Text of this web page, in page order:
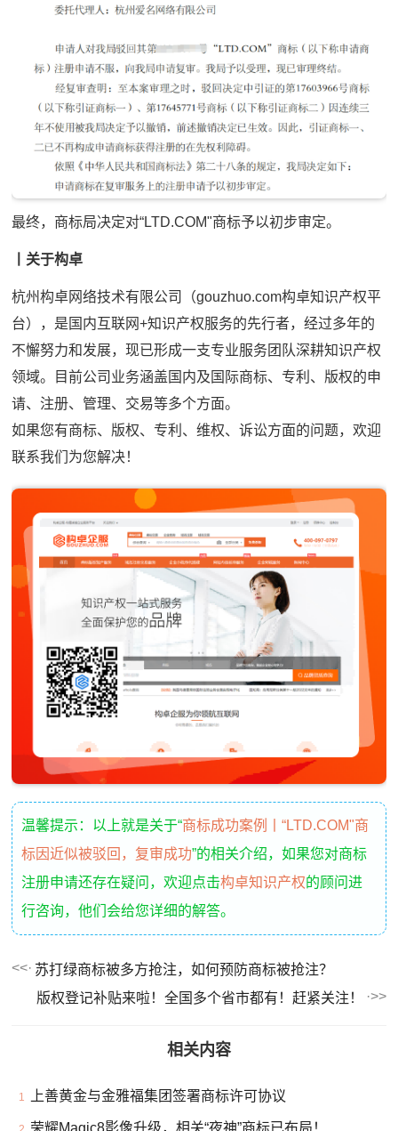
最终，商标局决定对“LTD.COM"商标予以初步审定。
关于构卓
杭州构卓网络技术有限公司（gouzhuo.com构卓知识产权平
台），是国内互联网+知识产权服务的先行者，经过多年的
不懈努力和发展，现已形成一支专业服务团队深耕知识产权
领域。目前公司业务涵盖国内及国际商标、专利、版权的申
请、注册、管理、交易等多个方面。
如果您有商标、版权、专利、维权、诉讼方面的问题，欢迎
联系我们为您解决！
温馨提示：以上就是关于“商标成功案例丨“LTD.COM"商
标因近似被驳回，复审成功”的相关介绍，如果您对商标
注册申请还存在疑问，欢迎点击构卓知识产权的顾问进
行咨询，他们会给您详细的解答。
苏打绿商标被多方抢注，如何预防商标被抢注？
版权登记补贴来啦！全国多个省市都有！赶紧关注！
相关内容
1 上善黄金与金雅福集团签署商标许可协议
荣耀Magic8影像升级，相关“夜神”商标已布局！